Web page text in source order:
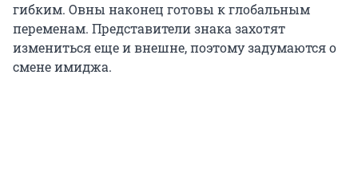
гибким. Овны наконец готовы к глобальным
переменам. Представители знака захотят
измениться еще и внешне, поэтому задумаются о
смене имиджа.